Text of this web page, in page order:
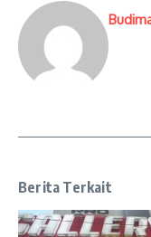
Berita Terkait